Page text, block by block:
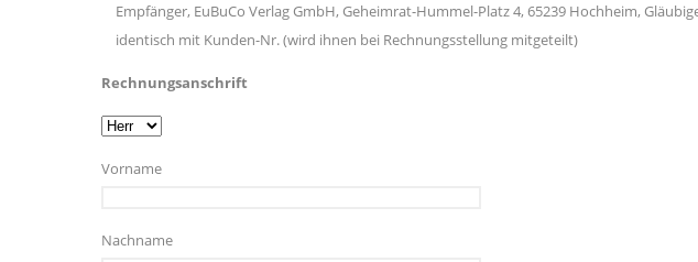
Empfänger, EuBuCo Verlag GmbH, Geheimrat-Hummel-Platz 4, 65239 Hochheim,
identisch mit Kunden-Nr. (wird ihnen bei Rechnungsstellung mitgeteilt)
Rechnungsanschrift
Vorname
Nachname